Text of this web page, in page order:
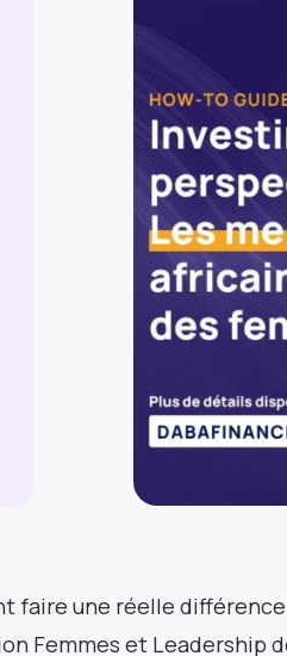
faire une réelle
Femmes et Leadership